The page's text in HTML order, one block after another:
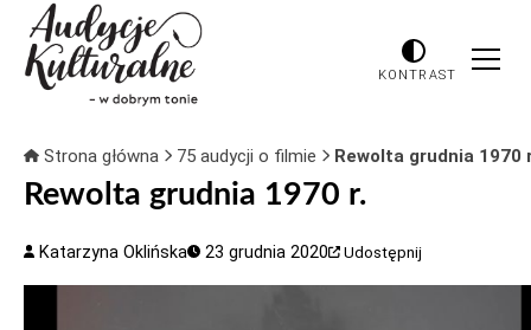
KONTRAST
Strona główna 75 audycji o filmie Rewolta grudnia 1970
Rewolta grudnia 1970 r.
Katarzyna Oklińska 23 grudnia 2020 Udostępnij